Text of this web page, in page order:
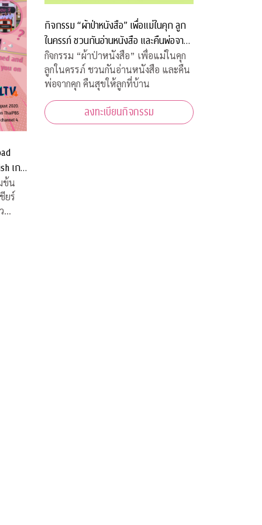
เกม
ท่าน
ข้น
กิจกรรม “ผ้าป่าหนังสือ” เพื่อแม่ในคุก ลูก
ในครรภ์ ชวนกันอ่านหนังสือ และคืนพ่อจาก
คุก คืนสุขให้ลูกที่บ้าน
กิจกรรม “ผ้าป่าหนังสือ” เพื่อแม่ในคุก
ลูกในครรภ์ ชวนกันอ่านหนังสือ และคืน
พ่อจากคุก คืนสุขให้ลูกที่บ้าน
ลงทะเบียนกิจกรรม